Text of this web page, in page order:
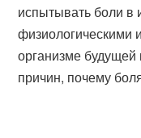
испытывать боли в
физиологическими
организме
причин, почему